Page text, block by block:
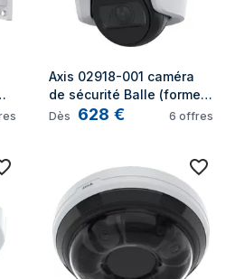
Axis 02918-001 caméra
de sécurité Balle (forme)
Caméra de sécurité IP
Dès 628 € 6 offres